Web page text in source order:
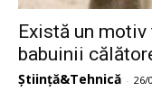
Există un
babuinii
Știință&Tehnică - 26/